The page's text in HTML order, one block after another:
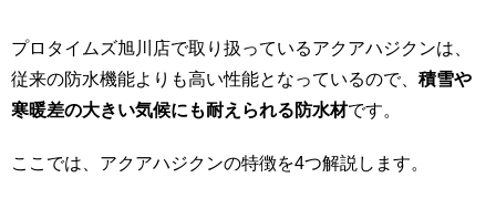
プロタイムズ旭川店で取り扱っているアクアハジクンは、
従来の防水機能よりも高い性能となっているので、 積雪や
寒暖差の大きい気候にも耐えられる防水材です。
ここでは、アクアハジクンの特徴を4つ解説します。